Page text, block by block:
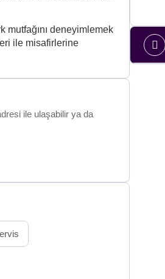
deneyimlemek
ile misafirlerine
ile ulaşabilir ya da